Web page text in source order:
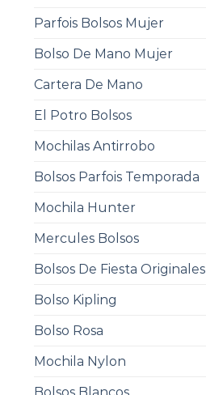
Parfois Bolsos Mujer
Bolso De Mano Mujer
Cartera De Mano
El Potro Bolsos
Mochilas Antirrobo
Bolsos Parfois Temporada
Mochila Hunter
Mercules Bolsos
Bolsos De Fiesta Originales
Bolso Kipling
Bolso Rosa
Mochila Nylon